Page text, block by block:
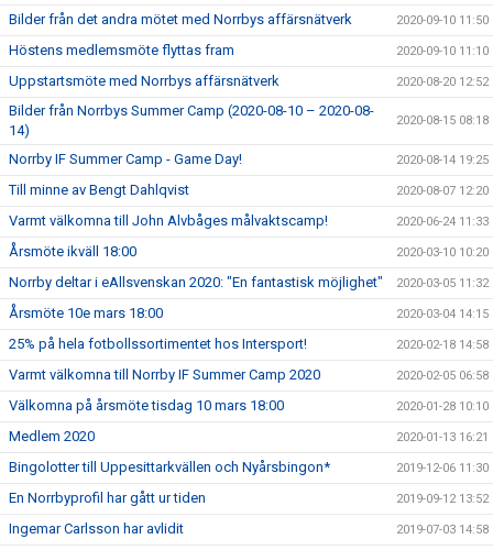
Bilder från det andra mötet med Norrbys affärsnätverk 2020-09-10 11:50
Höstens medlemsmöte flyttas fram 2020-09-10 11:10
Uppstartsmöte med Norrbys affärsnätverk 2020-08-20 12:52
Bilder från Norrbys Summer Camp (2020-08-10 – 2020-08-
14)
2020-08-15 08:18
Norrby IF Summer Camp - Game Day! 2020-08-14 19:25
Till minne av Bengt Dahlqvist 2020-08-07 12:20
Varmt välkomna till John Alvbåges målvaktscamp! 2020-06-24 11:33
Årsmöte ikväll 18:00 2020-03-10 10:20
Norrby deltar i eAllsvenskan 2020: "En fantastisk möjlighet" 2020-03-05 11:32
Årsmöte 10e mars 18:00 2020-03-04 14:15
25% på hela fotbollssortimentet hos Intersport! 2020-02-18 14:58
Varmt välkomna till Norrby IF Summer Camp 2020 2020-02-05 06:58
Välkomna på årsmöte tisdag 10 mars 18:00 2020-01-28 10:10
Medlem 2020 2020-01-13 16:21
Bingolotter till Uppesittarkvällen och Nyårsbingon* 2019-12-06 11:30
En Norrbyprofil har gått ur tiden 2019-09-12 13:52
Ingemar Carlsson har avlidit 2019-07-03 14:58